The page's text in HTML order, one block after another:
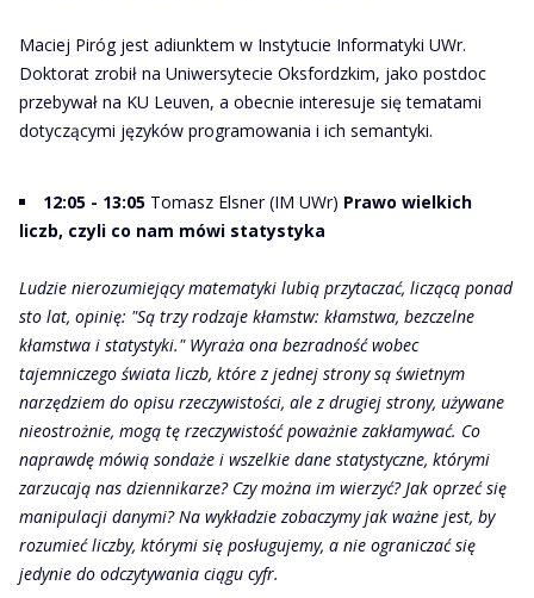
Maciej Piróg jest adiunktem w Instytucie Informatyki UWr.
Doktorat zrobił na Uniwersytecie Oksfordzkim, jako postdoc
przebywał na KU Leuven, a obecnie interesuje się tematami
dotyczącymi języków programowania i ich semantyki.
12:05 - 13:05 Tomasz Elsner (IM UWr) Prawo wielkich
liczb, czyli co nam mówi statystyka
Ludzie nierozumiejący matematyki lubią przytaczać, liczącą ponad
sto lat, opinię: "Są trzy rodzaje kłamstw: kłamstwa, bezczelne
kłamstwa i statystyki." Wyraża ona bezradność wobec
tajemniczego świata liczb, które z jednej strony są świetnym
narzędziem do opisu rzeczywistości, ale z drugiej strony, używane
nieostrożnie, mogą tę rzeczywistość poważnie zakłamywać. Co
naprawdę mówią sondaże i wszelkie dane statystyczne, którymi
zarzucają nas dziennikarze? Czy można im wierzyć? Jak oprzeć się
manipulacji danymi? Na wykładzie zobaczymy jak ważne jest, by
rozumieć liczby, którymi się posługujemy, a nie ograniczać się
jedynie do odczytywania ciągu cyfr.